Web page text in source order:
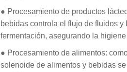
● Procesamiento de productos
bebidas controla el flujo de fluidos
fermentación, asegurando la
● Procesamiento de alimentos:
solenoide de alimentos y bebidas